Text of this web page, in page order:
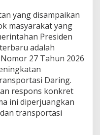
yang disampaikan
masyarakat yang
Presiden
adalah
27 Tahun 2026
Daring.
respons konkret
ini diperjuangkan
transportasi